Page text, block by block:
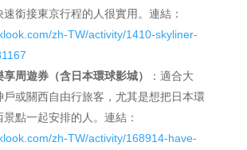
銜接東京行程的人很實用。連結：
zh-TW/activity/1410-skyliner-
周遊券（含日本環球影城）
：適合大
戶或關西自由行旅客，尤其是想把日本環
點一起安排的人。連結：
zh-TW/activity/168914-have-